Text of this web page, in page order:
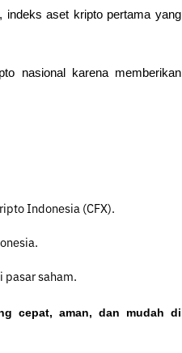
, indeks aset kripto pertama yang
nasional karena memberikan
Indonesia (CFX).
pasar saham.
cepat, aman, dan mudah di